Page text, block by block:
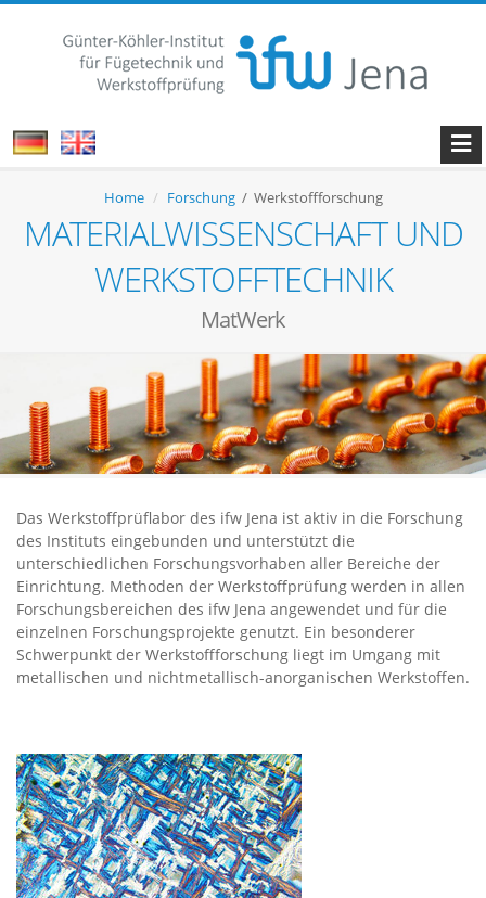
Home Forschung/ Werkstoffforschung
MATERIALWISSENSCHAFT UND
WERKSTOFFTECHNIK
MatWerk
Das Werkstoffprüflabor des ifw Jena ist aktiv in die Forschung
des Instituts eingebunden und unterstützt die
unterschiedlichen Forschungsvorhaben aller Bereiche der
Einrichtung. Methoden der Werkstoffprüfung werden in allen
Forschungsbereichen des ifw Jena angewendet und für die
einzelnen Forschungsprojekte genutzt. Ein besonderer
Schwerpunkt der Werkstoffforschung liegt im Umgang mit
metallischen und nichtmetallisch-anorganischen Werkstoffen.